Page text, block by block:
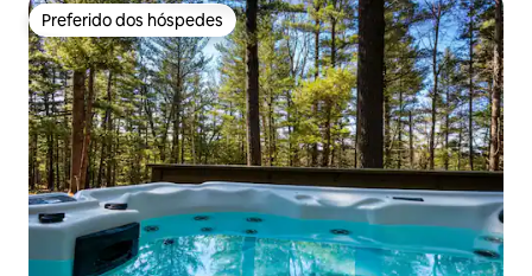
Preferido dos hóspedes
Preferido dos hóspedes